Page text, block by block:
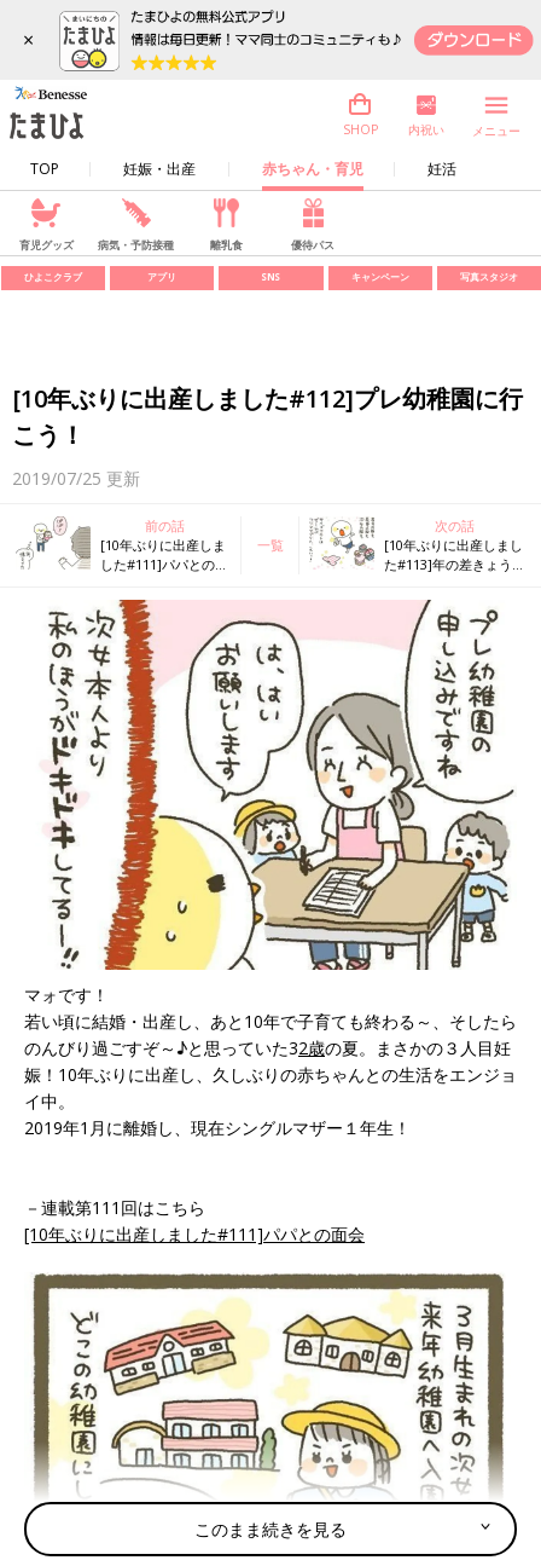
×
TOP 妊娠・出産 赤ちゃん・育児 妊活
SHOP 内祝い メニュー
育児グッズ 病気・予防接種 離乳食 優待パス
ひよこクラブ アプリ SNS キャンペーン 写真スタジオ
[10年ぶりに出産しました#112]プレ幼稚園に行
こう！
2019/07/25 更新
前の話
[10年ぶりに出産しま
した#111]パパとの面
一覧
次の話
[10年ぶりに出産しまし
た#113]年の差きょう
マォです！
若い頃に結婚・出産し、あと10年で子育ても終わる～、そしたら
のんびり過ごすぞ～♪と思っていた32歳の夏。まさかの３人目妊
娠！10年ぶりに出産し、久しぶりの赤ちゃんとの生活をエンジョ
イ中。
2019年1月に離婚し、現在シングルマザー１年生！
－連載第111回はこちら
[10年ぶりに出産しました#111]パパとの面会
このまま続きを見る